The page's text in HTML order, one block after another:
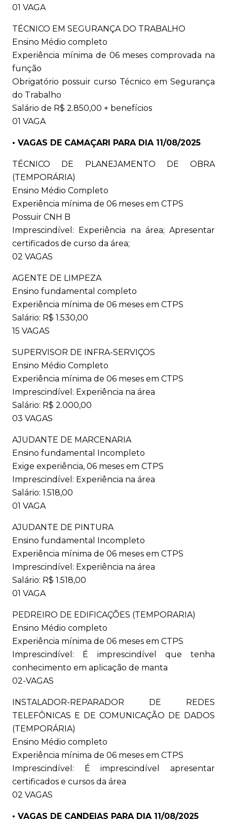
01 VAGA
TÉCNICO EM SEGURANÇA DO TRABALHO
Ensino Médio completo
Experiência mínima de 06 meses comprovada na
função
Obrigatório possuir curso Técnico em Segurança
do Trabalho
Salário de R$ 2.850,00 + benefícios
01 VAGA
• VAGAS DE CAMAÇARI PARA DIA 11/08/2025
TÉCNICO DE PLANEJAMENTO DE OBRA
(TEMPORÁRIA)
Ensino Médio Completo
Experiência mínima de 06 meses em CTPS
Possuir CNH B
Imprescindível: Experiência na área; Apresentar
certificados de curso da área;
02 VAGAS
AGENTE DE LIMPEZA
Ensino fundamental completo
Experiência mínima de 06 meses em CTPS
Salário: R$ 1.530,00
15 VAGAS
SUPERVISOR DE INFRA-SERVIÇOS
Ensino Médio Completo
Experiência mínima de 06 meses em CTPS
Imprescindível: Experiência na área
Salário: R$ 2.000,00
03 VAGAS
AJUDANTE DE MARCENARIA
Ensino fundamental Incompleto
Exige experiência, 06 meses em CTPS
Imprescindível: Experiência na área
Salário: 1.518,00
01 VAGA
AJUDANTE DE PINTURA
Ensino fundamental Incompleto
Experiência mínima de 06 meses em CTPS
Imprescindível: Experiência na área
Salário: R$ 1.518,00
01 VAGA
PEDREIRO DE EDIFICAÇÕES (TEMPORARIA)
Ensino Médio completo
Experiência mínima de 06 meses em CTPS
Imprescindível: É imprescindível que tenha
conhecimento em aplicação de manta
02-VAGAS
INSTALADOR-REPARADOR DE REDES
TELEFÔNICAS E DE COMUNICAÇÃO DE DADOS
(TEMPORÁRIA)
Ensino Médio completo
Experiência mínima de 06 meses em CTPS
Imprescindível: É imprescindível apresentar
certificados e cursos da área
02 VAGAS
• VAGAS DE CANDEIAS PARA DIA 11/08/2025